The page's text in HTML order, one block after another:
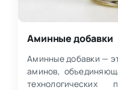
Аминные добавки
Аминные добавки —
аминов,
технологических